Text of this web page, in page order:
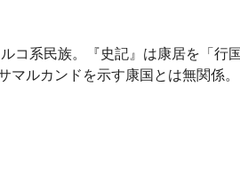
コ系民族。『史記』は康居を「行
マルカンドを示す康国とは無関係